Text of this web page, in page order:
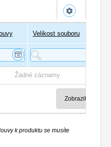
Velikost souboru
Žádné záznamy
k produktu se musíte